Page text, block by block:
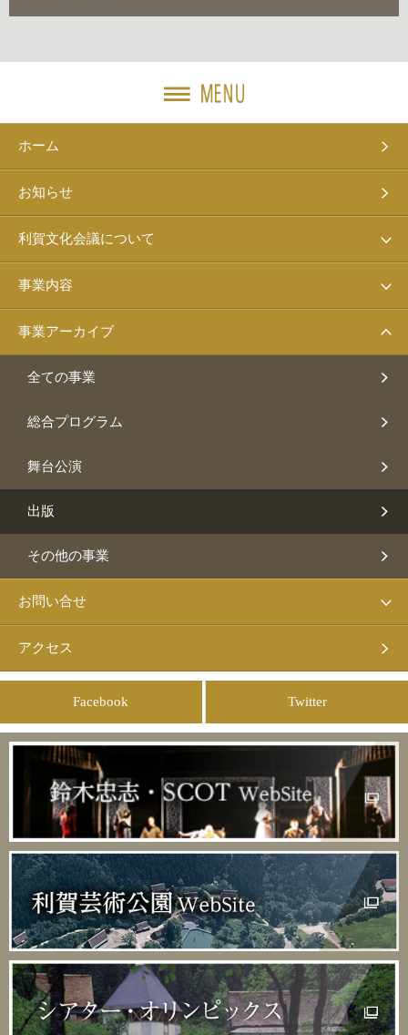
ホーム
お知らせ
利賀文化会議について
事業内容
事業アーカイブ
全ての事業
総合プログラム
舞台公演
出版
その他の事業
お問い合せ
アクセス
Facebook Twitter